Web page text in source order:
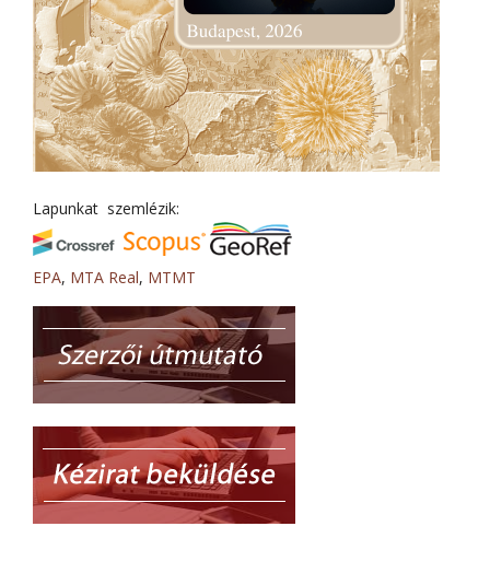
Lapunkat szemlézik:
EPA, MTA Real, MTMT